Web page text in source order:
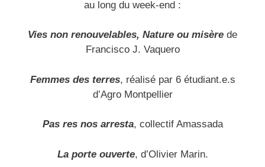
au long du week-end :
Vies non renouvelables, Nature ou misère de
Francisco J. Vaquero
Femmes des terres, réalisé par 6 étudiant.e.s
d’Agro Montpellier
Pas res nos arresta, collectif Amassada
La porte ouverte, d’Olivier Marin.